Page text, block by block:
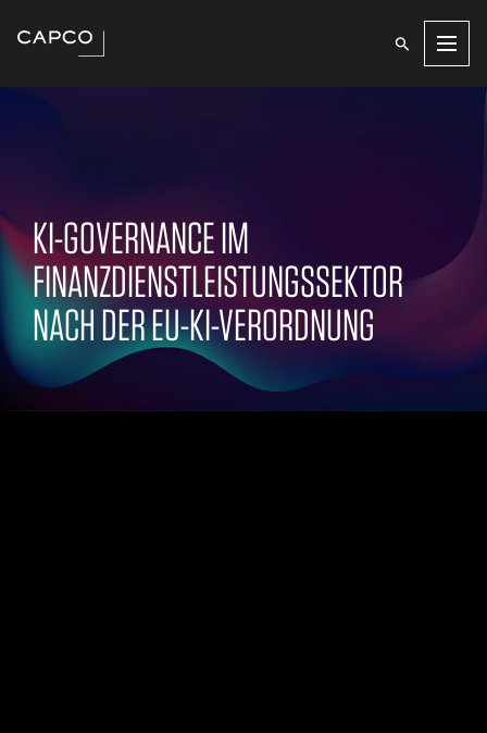
KI-GOVERNANCE IM
FINANZDIENSTLEISTUNGSSEKTOR
NACH DER EU-KI-VERORDNUNG